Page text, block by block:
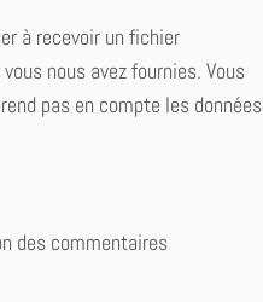
à recevoir un fichier
nous avez fournies. Vous
pas en compte les données
des commentaires